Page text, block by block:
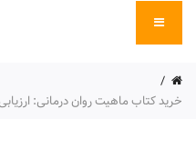
خرید کتاب ماهیت روان درمانی: